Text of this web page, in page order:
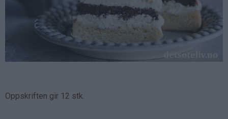
Oppskriften gir 12 stk.